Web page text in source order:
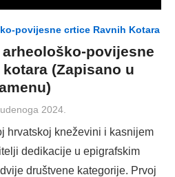
povijesne crtice Ravnih Kotara
arheološko-povijesne
(Zapisano u
2024.
hrvatskoj kneževini i kasnijem
dedikacije u epigrafskim
društvene kategorije. Prvoj